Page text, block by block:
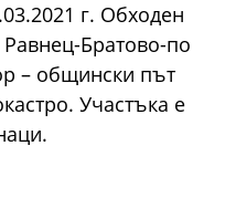
г. Обходен
Братово-по
– общински път
Участъка е